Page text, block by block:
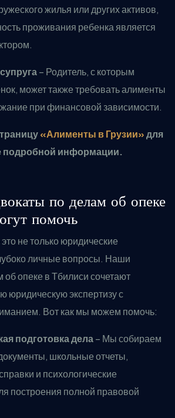
жилья или других активов,
проживания ребенка является
– Родитель, с которым
может также требовать алименты
при финансовой зависимости.
«Алименты в Грузии»для
подробной информации.
по делам об опеке
помочь
не только юридические
личные вопросы. Наши
об опеке в Тбилиси сочетают
юридическую экспертизу с
Вот как мы можем помочь:
подготовка дела– Мы собираем
школьные отчеты,
и психологические
построения полной правовой